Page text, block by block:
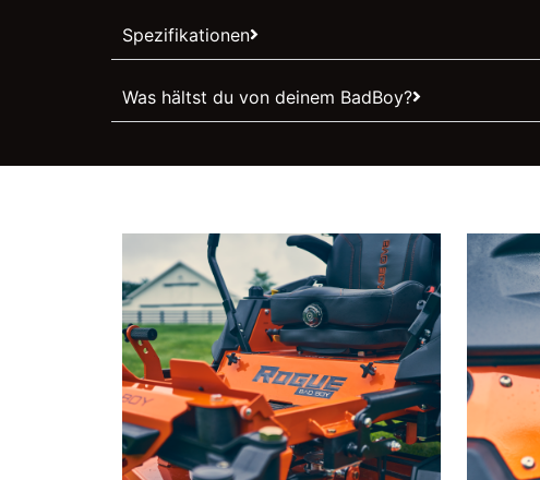
Spezifikationen
Was hältst du von deinem BadBoy?